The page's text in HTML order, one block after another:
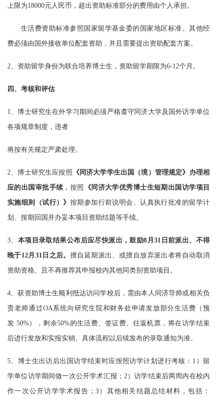
上限为18000元人民币，超出资助标准部分的费用由个人承担。
生活费资助标准参照国家留学基金委的国家地区标准。其他经
费必须由国外接收单位配套资助，并且需要提出资助配套方案。
2、资助留学身份为联合培养博士生，资助留学期限为6-12个月。
四、考核和评估
1、博士研究生在外学习期间必须严格遵守同济大学及国外访学单位
各项规章制度，违者
将按有关规定严肃处理。
2、博士研究生应按照 《同济大学学生出国（境）管理规定》办理相
应的出国审批手续， 按照 《同济大学优秀博士生短期出国访学项目
实施细则（试行）》 按期参加行前说明会、认真执行批准的留学计
划、按期回国并办妥本项目资助结题等手续。
3、 本项目录取结果公布后应尽快派出，鼓励8月31日前派出、不得
晚于12月31日之后。 擅自延期派出、或擅自放弃派出者将自动取消
资助资格、且不再推荐其申报校内其他同类别资助项目。
4、获资助博士生顺利抵达访问学校后，需由本人同济导师或相关负
责老师通过OA系统向 研究生院和财务处申请发放部分生活费（预
发 50%），剩余50%的生活费、签证费、往返机票，将在访学结束
后进行发放和实报实销。具体流程以后续发布的录取通知为准。
5、博士生出访后出国访学结束时应按照访学计划进行考核：1）留
学单位访学期间做一次公开学术汇报； 2）访学结束后两周内在校内
作一次公开访学学术报告；3）其他相关结题总结材料，包括：